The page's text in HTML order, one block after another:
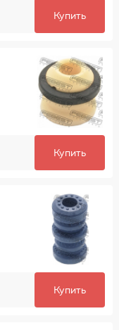
Купить
Купить
Купить